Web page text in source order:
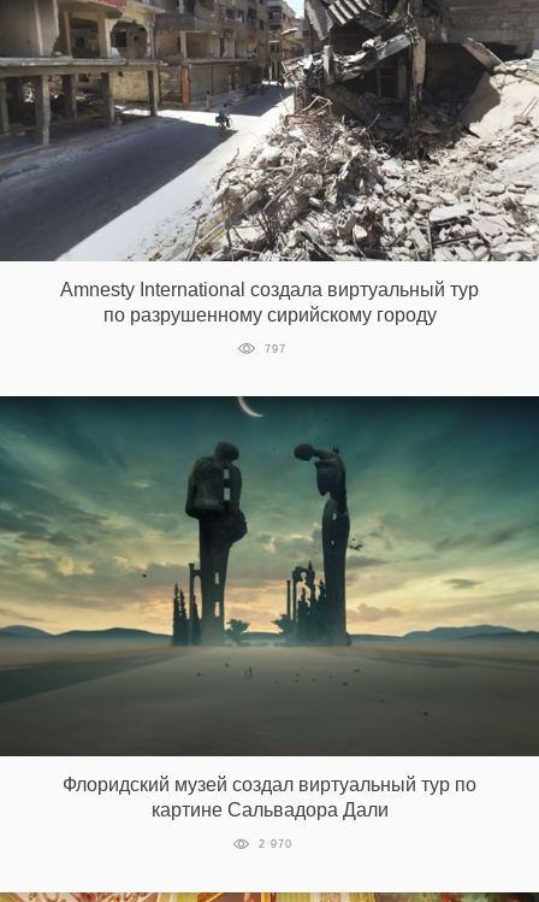
Amnesty International создала виртуальный тур
по разрушенному сирийскому городу
797
Флоридский музей создал виртуальный тур по
картине Сальвадора Дали
2 970